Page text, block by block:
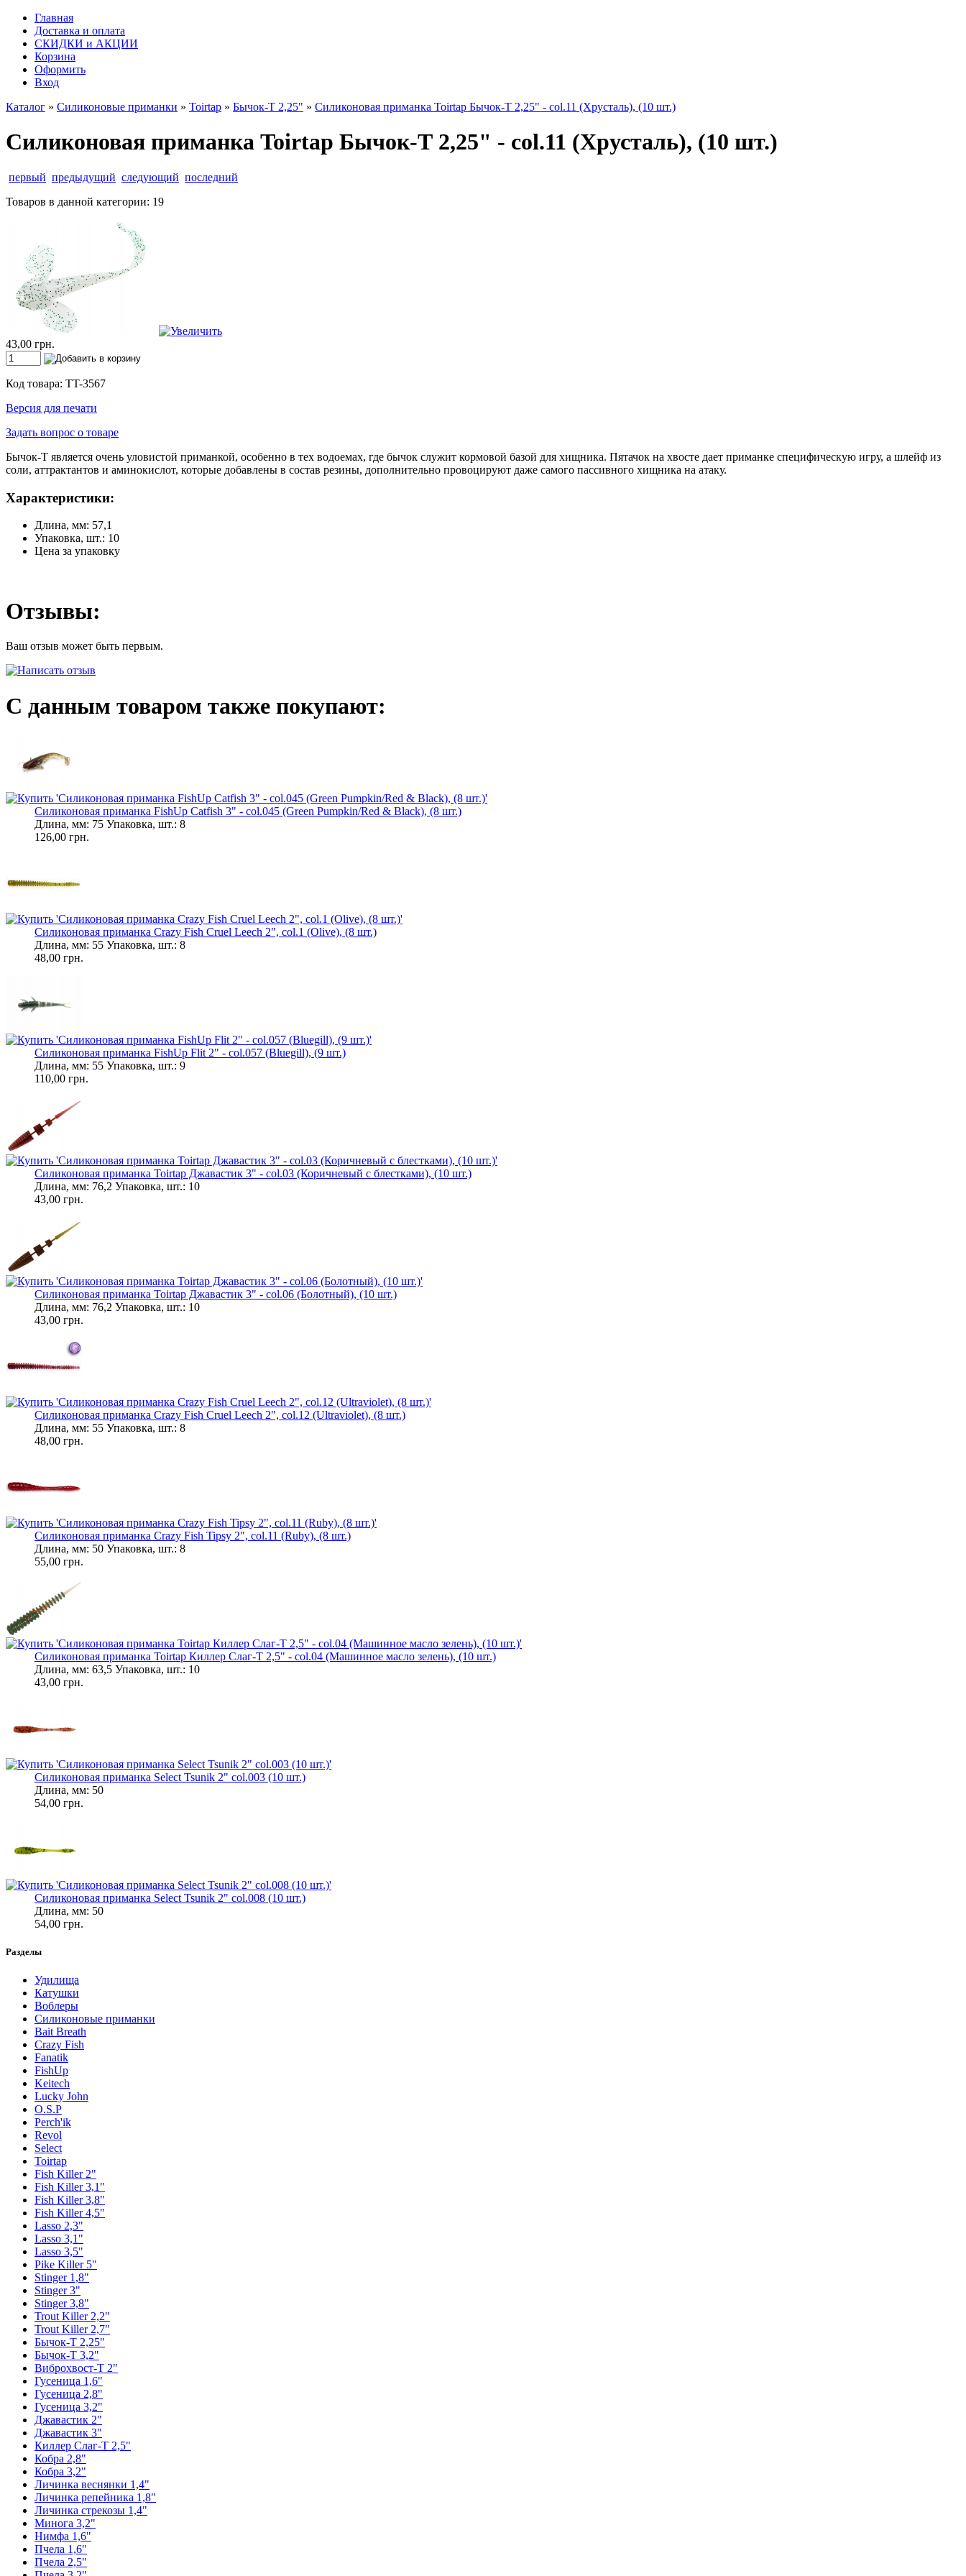
Главная
Доставка и оплата
СКИДКИ и АКЦИИ
Корзина
Оформить
Вход
Каталог » Силиконовые приманки » Toirtap » Бычок-Т 2,25" » Силиконовая приманка Toirtap Бычок-Т 2,25" - col.11 (Хрусталь), (10 шт.)
Силиконовая приманка Toirtap Бычок-Т 2,25" - col.11 (Хрусталь), (10 шт.)
первый предыдущий следующий последний
Товаров в данной категории: 19
43,00 грн.
Код товара: TT-3567
Версия для печати
Задать вопрос о товаре
Бычок-Т является очень уловистой приманкой, особенно в тех водоемах, где бычок служит кормовой базой для хищника. Пятачок на хвосте дает приманке специфическую игру, а шлейф из
соли, аттрактантов и аминокислот, которые добавлены в состав резины, дополнительно провоцируют даже самого пассивного хищника на атаку.
Характеристики:
Длина, мм: 57,1
Упаковка, шт.: 10
Цена за упаковку
Отзывы:
Ваш отзыв может быть первым.
С данным товаром также покупают:
Силиконовая приманка FishUp Catfish 3" - col.045 (Green Pumpkin/Red & Black), (8 шт.)
Длина, мм: 75 Упаковка, шт.: 8
126,00 грн.
Силиконовая приманка Crazy Fish Cruel Leech 2", col.1 (Olive), (8 шт.)
Длина, мм: 55 Упаковка, шт.: 8
48,00 грн.
Силиконовая приманка FishUp Flit 2" - col.057 (Bluegill), (9 шт.)
Длина, мм: 55 Упаковка, шт.: 9
110,00 грн.
Силиконовая приманка Toirtap Джавастик 3" - col.03 (Коричневый с блестками), (10 шт.)
Длина, мм: 76,2 Упаковка, шт.: 10
43,00 грн.
Силиконовая приманка Toirtap Джавастик 3" - col.06 (Болотный), (10 шт.)
Длина, мм: 76,2 Упаковка, шт.: 10
43,00 грн.
Силиконовая приманка Crazy Fish Cruel Leech 2", col.12 (Ultraviolet), (8 шт.)
Длина, мм: 55 Упаковка, шт.: 8
48,00 грн.
Силиконовая приманка Crazy Fish Tipsy 2", col.11 (Ruby), (8 шт.)
Длина, мм: 50 Упаковка, шт.: 8
55,00 грн.
Силиконовая приманка Toirtap Киллер Слаг-Т 2,5" - col.04 (Машинное масло зелень), (10 шт.)
Длина, мм: 63,5 Упаковка, шт.: 10
43,00 грн.
Силиконовая приманка Select Tsunik 2" col.003 (10 шт.)
Длина, мм: 50
54,00 грн.
Силиконовая приманка Select Tsunik 2" col.008 (10 шт.)
Длина, мм: 50
54,00 грн.
Разделы
Удилища
Катушки
Воблеры
Силиконовые приманки
Bait Breath
Crazy Fish
Fanatik
FishUp
Keitech
Lucky John
O.S.P
Perch'ik
Revol
Select
Toirtap
Fish Killer 2"
Fish Killer 3,1"
Fish Killer 3,8"
Fish Killer 4,5"
Lasso 2,3"
Lasso 3,1"
Lasso 3,5"
Pike Killer 5"
Stinger 1,8"
Stinger 3"
Stinger 3,8"
Trout Killer 2,2"
Trout Killer 2,7"
Бычок-Т 2,25"
Бычок-Т 3,2"
Виброхвост-Т 2"
Гусеница 1,6"
Гусеница 2,8"
Гусеница 3,2"
Джавастик 2"
Джавастик 3"
Киллер Слаг-Т 2,5"
Кобра 2,8"
Кобра 3,2"
Личинка веснянки 1,4"
Личинка репейника 1,8"
Личинка стрекозы 1,4"
Минога 3,2"
Нимфа 1,6"
Пчела 1,6"
Пчела 2,5"